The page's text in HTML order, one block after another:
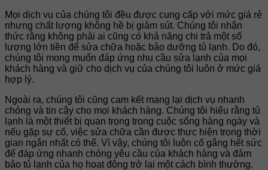
Mọi dịch vụ của chúng tôi đều được cung cấp với mức giá rẻ
nhưng chất lượng không hề bị giảm sút. Chúng tôi nhận
thức rằng không phải ai cũng có khả năng chi trả một số
lượng lớn tiền để sửa chữa hoặc bảo dưỡng tủ lạnh. Do đó,
chúng tôi mong muốn đáp ứng nhu cầu sửa lạnh của mọi
khách hàng và giữ cho dịch vụ của chúng tôi luôn ở mức giá
hợp lý.
Ngoài ra, chúng tôi cũng cam kết mang lại dịch vụ nhanh
chóng và tin cậy cho mọi khách hàng. Chúng tôi hiểu rằng tủ
lạnh là một thiết bị quan trọng trong cuộc sống hàng ngày và
nếu gặp sự cố, việc sửa chữa cần được thực hiện trong thời
gian ngắn nhất có thể. Vì vậy, chúng tôi luôn cố gắng hết sức
để đáp ứng nhanh chóng yêu cầu của khách hàng và đảm
bảo tủ lạnh của họ hoạt động trở lại một cách bình thường.